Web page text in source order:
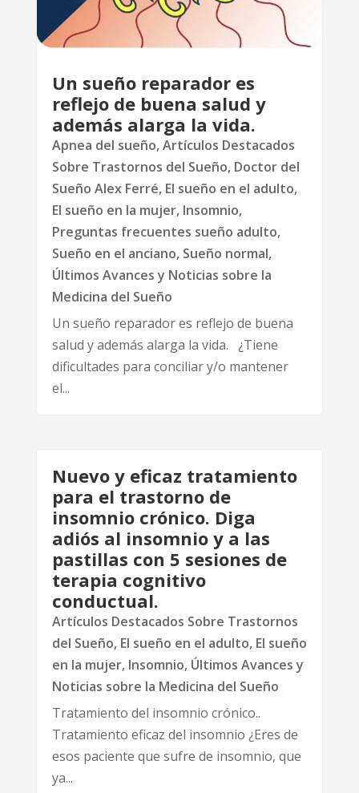
Un sueño reparador es
reflejo de buena salud y
además alarga la vida.
Apnea del sueño,Artículos Destacados
Sobre Trastornos del Sueño, Doctor del
Sueño Alex Ferré, El sueño en el adulto,
El sueño en la mujer, Insomnio,
Preguntas frecuentes sueño adulto,
Sueño en el anciano, Sueño normal,
Últimos Avances y Noticias sobre la
Medicina del Sueño
Un sueño reparador es reflejo de buena
salud y además alarga la vida. ¿Tiene
dificultades para conciliar y/o mantener
el...
Nuevo y eficaz tratamiento
para el trastorno de
insomnio crónico. Diga
adiós al insomnio y a las
pastillas con 5 sesiones de
terapia cognitivo
conductual.
Artículos Destacados Sobre Trastornos
del Sueño, El sueño en el adulto, El sueño
en la mujer, Insomnio, Últimos Avances y
Noticias sobre la Medicina del Sueño
Tratamiento del insomnio crónico..
Tratamiento eficaz del insomnio ¿Eres de
esos paciente que sufre de insomnio, que
ya...